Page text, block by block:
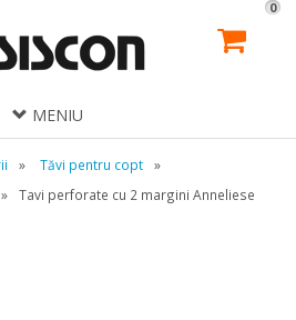
0
MENIU
» Tăvi pentru copt
»
» Tavi perforate cu 2 margini Anneliese